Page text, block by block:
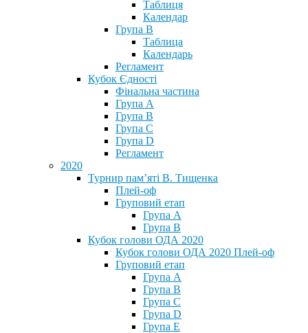
Таблиця
Календар
Група В
Таблица
Календарь
Регламент
Кубок Єдності
Фінальна частина
Група А
Група В
Група С
Група D
Регламент
2020
Турнир пам’яті В. Тищенка
Плей-оф
Груповий етап
Група А
Група В
Кубок голови ОДА 2020
Кубок голови ОДА 2020 Плей-оф
Груповий етап
Група A
Група B
Група C
Група D
Група E